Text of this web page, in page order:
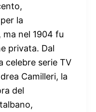
la
ma nel 1904 fu
privata. Dal
celebre serie TV
Camilleri, la
del